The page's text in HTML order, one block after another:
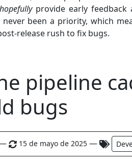
hopefullyprovide early feedback
never been a priority, which
release rush to fix bugs.
pipeline
bugs
15 de mayo de 2025 —